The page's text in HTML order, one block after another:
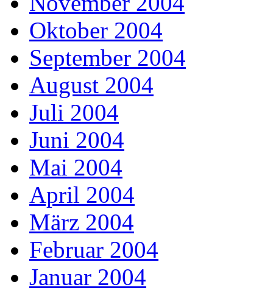
Oktober 2004
September 2004
August 2004
Juli 2004
Juni 2004
Mai 2004
April 2004
März 2004
Februar 2004
Januar 2004